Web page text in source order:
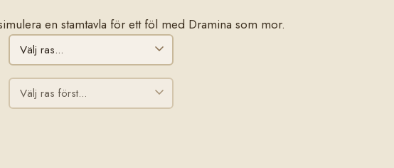
en stamtavla för ett föl med Dramina som mor.